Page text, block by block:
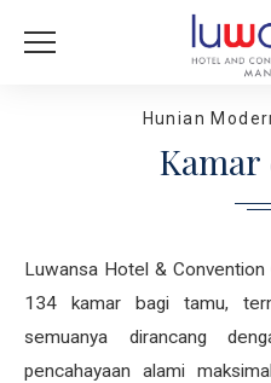
Hunian
Luwansa Hotel &
134 kamar bagi tamu,
semuanya dirancang
pencahayaan alami